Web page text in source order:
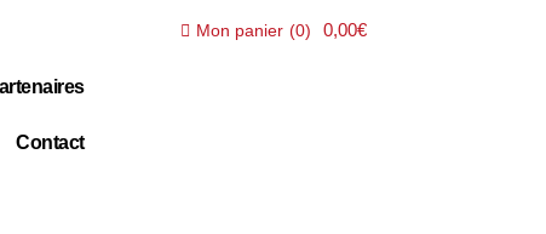
Contact
Mon panier (0) 0,00€